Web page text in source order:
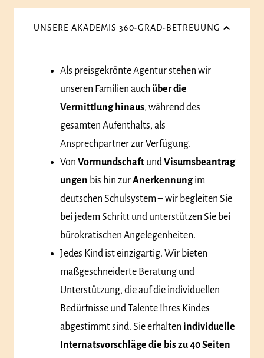
UNSERE AKADEMIS 360-GRAD-BETREUUNG
Als preisgekrönte Agentur stehen wir
unseren Familien auch über die
Vermittlung hinaus, während des
gesamten Aufenthalts, als
Ansprechpartner zur Verfügung.
Von Vormundschaft undVisumsbeantrag
ungen bis hin zurAnerkennungim
deutschen Schulsystem – wir begleiten Sie
bei jedem Schritt und unterstützen Sie bei
bürokratischen Angelegenheiten.
Jedes Kind ist einzigartig. Wir bieten
maßgeschneiderte Beratung und
Unterstützung, die auf die individuellen
Bedürfnisse und Talente Ihres Kindes
abgestimmt sind. Sie erhalten individuelle
Internatsvorschläge die bis zu 40 Seiten